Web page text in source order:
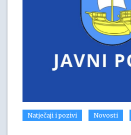
Natječaji i pozivi Novosti